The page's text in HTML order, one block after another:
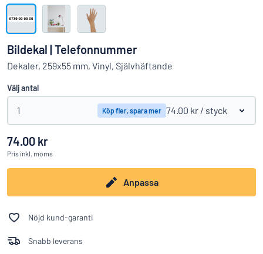
Hittar du inte det du söker? Börja designa din skylt
Visa alla kategorier
Logga
in
Kundservice
Privatperson Företag
Bildekal | Telefonnummer
Dekaler, 259x55 mm, Vinyl, Självhäftande
Välj antal
1 Köp fler, spara mer 74.00 kr / styck
74.00 kr
Pris inkl. moms
Anpassa
Nöjd kund-garanti
Snabb leverans